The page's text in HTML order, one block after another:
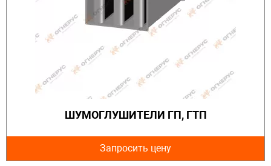
ШУМОГЛУШИТЕЛИ ГП, ГТП
Запросить цену